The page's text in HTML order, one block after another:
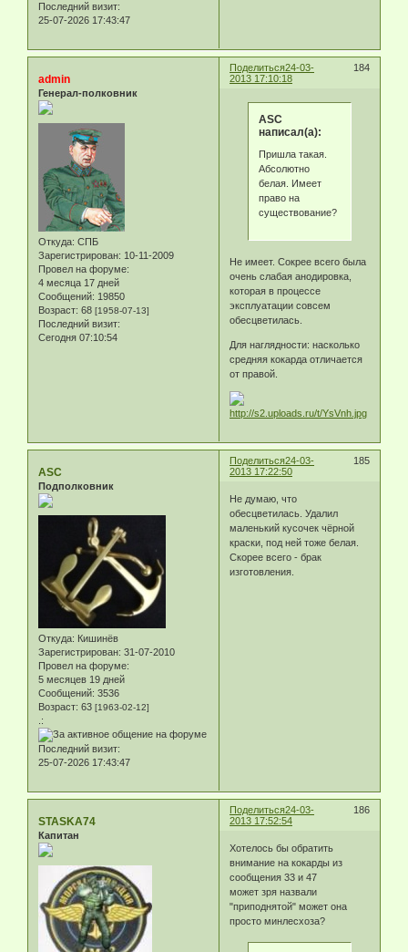
Последний визит:
25-07-2026 17:43:47
Поделиться 184
24-03-
2013 17:10:18
admin
Генерал-полковник
Откуда: СПБ
Зарегистрирован: 10-11-2009
Провел на форуме:
4 месяца 17 дней
Сообщений: 19850
Возраст: 68 [1958-07-13]
Последний визит:
Сегодня 07:10:54
ASC
написал(а):
Пришла такая.
Абсолютно
белая. Имеет
право на
существование?
Не имеет. Сокрее всего была
очень слабая анодировка,
которая в процессе
эксплуатации совсем
обесцветилась.
Для наглядности: насколько
средняя кокарда отличается
от правой.
Поделиться 185
24-03-
2013 17:22:50
ASC
Подполковник
Откуда: Кишинёв
Зарегистрирован: 31-07-2010
Провел на форуме:
5 месяцев 19 дней
Сообщений: 3536
Возраст: 63 [1963-02-12]
.:
Последний визит:
25-07-2026 17:43:47
Не думаю, что
обесцветилась. Удалил
маленький кусочек чёрной
краски, под ней тоже белая.
Скорее всего - брак
изготовления.
Поделиться 186
24-03-
2013 17:52:54
STASKA74
Капитан
Хотелось бы обратить
внимание на кокарды из
сообщения 33 и 47
может зря назвали
"приподнятой" может она
просто минлесхоза?